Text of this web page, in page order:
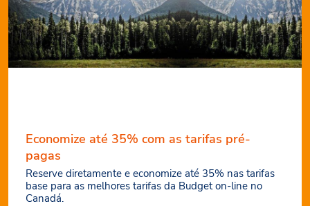
Economize até 35% com as tarifas pré-
pagas
Reserve diretamente e economize até 35% nas tarifas
base para as melhores tarifas da Budget on-line no
Canadá.